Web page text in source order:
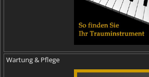
Wartung & Pflege